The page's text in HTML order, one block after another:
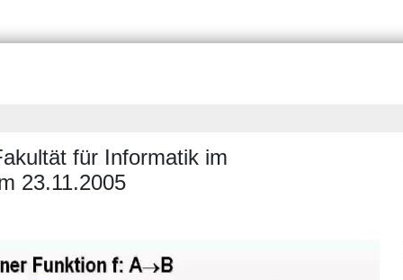
für Informatik im
23.11.2005